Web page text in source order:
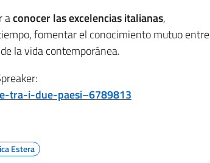
aconocer las excelencias italianas,
fomentar el conocimiento mutuo entre
la vida contemporánea.
tra-i-due-paesi–6789813
Estera